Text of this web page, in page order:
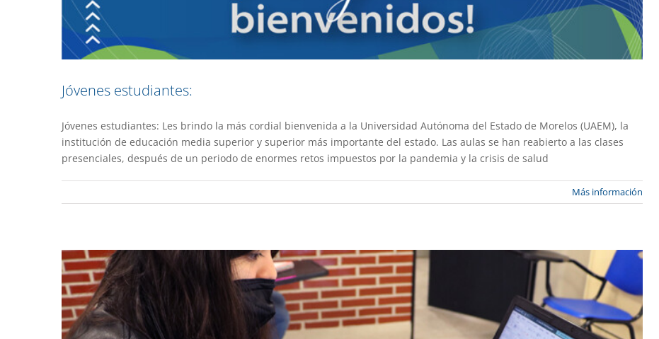
Jóvenes estudiantes:
Jóvenes estudiantes: Les brindo la más cordial bienvenida a la Universidad Autónoma del Estado de Morelos (UAEM), la
institución de educación media superior y superior más importante del estado. Las aulas se han reabierto a las clases
presenciales, después de un periodo de enormes retos impuestos por la pandemia y la crisis de salud
Más información
UAEM con el cien por ciento de calidad en programas educativos
Destacado Gaceta UAEM No.514 Gestión